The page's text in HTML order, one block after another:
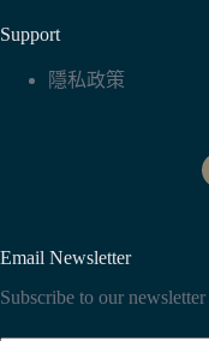
Support
隱私政策
Email Newsletter
Subscribe to our newsletter